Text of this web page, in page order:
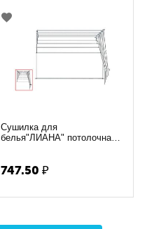
Сушилка для
белья"ЛИАНА" потолочная
747.50 ₽